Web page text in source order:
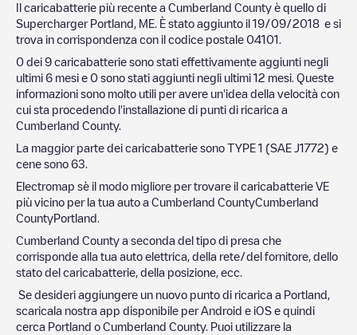
Il caricabatterie più recente a Cumberland County è quello di
Supercharger Portland, ME . È stato aggiunto il 19/09/2018 e si
trova in corrispondenza con il codice postale 04101
0 dei 9 caricabatterie sono stati effettivamente aggiunti negli
ultimi 6 mesi e 0 sono stati aggiunti negli ultimi 12 mesi. Queste
informazioni sono molto utili per avere un'idea della velocità con
cui sta procedendo l'installazione di punti di ricarica a
Cumberland County.
La maggior parte dei caricabatterie sono TYPE 1 (SAE J1772) e
cene sono 63
Electromap sè il modo migliore per trovare il caricabatterie VE
più vicino per la tua auto a Cumberland CountyCumberland
CountyPortland
Cumberland County a seconda del tipo di presa che
corrisponde alla tua auto elettrica, della rete/del fornitore, dello
stato del caricabatterie, della posizione, ecc.
Se desideri aggiungere un nuovo punto di ricarica a Portland
scaricala nostra app disponibile per Android e iOS e quindi
cerca Portland o Cumberland County. Puoi utilizzare la